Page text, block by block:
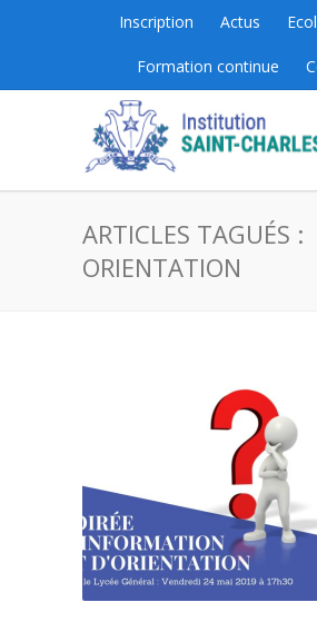
Inscription Actus
Formation continue
ARTICLES TAGUÉS :
ORIENTATION